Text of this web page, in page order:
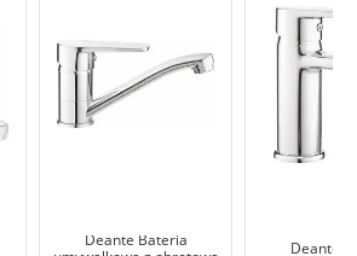
Deante Bateria
Deante